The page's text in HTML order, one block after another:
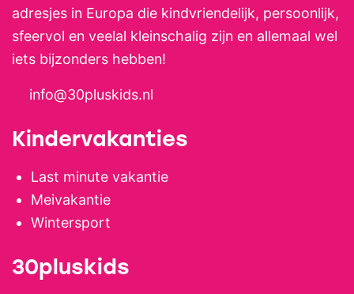
adresjes in Europa die kindvriendelijk, persoonlijk,
sfeervol en veelal kleinschalig zijn en allemaal wel
iets bijzonders hebben!
info@30pluskids.nl
Kindervakanties
Last minute vakantie
Meivakantie
Wintersport
30pluskids